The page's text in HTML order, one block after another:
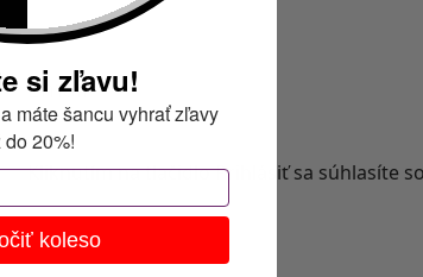
Email
Kliknutím na tlačidlo Prihlásiť sa súhlasíte
si zľavu!
máte šancu vyhrať zľavy
do 20%!
koleso